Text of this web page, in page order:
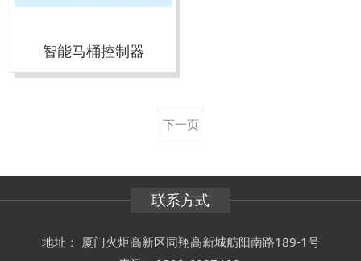
智能马桶控制器
下一页
联系方式
地址： 厦门火炬高新区同翔高新城舫阳南路189-1号